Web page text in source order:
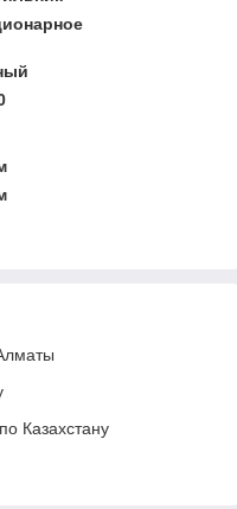
Казахстану